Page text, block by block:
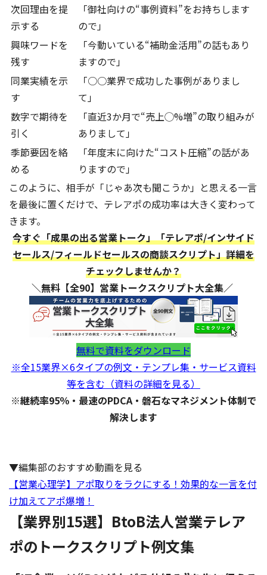
次回理由を提
示する
「御社向けの“事例資料”をお持ちします
ので」
興味ワードを
残す
「今動いている“補助金活用”の話もあり
ますので」
同業実績を示
す
「○○業界で成功した事例がありまし
て」
数字で期待を
引く
「直近3か月で“売上◯%増”の取り組みが
ありまして」
季節要因を絡
める
「年度末に向けた“コスト圧縮”の話があ
りますので」
このように、相手が「じゃあ次も聞こうか」と思える一言
を最後に置くだけで、テレアポの成功率は大きく変わって
きます。
今すぐ「成果の出る営業トーク」「テレアポ/インサイド
セールス/フィールドセールスの商談スクリプト」詳細を
チェックしませんか？
＼無料【全90】営業トークスクリプト大全集／
無料で資料をダウンロード
※全15業界×6タイプの例文・テンプレ集・サービス資料
等を含む（資料の詳細を見る）
※継続率95％・最速のPDCA・磐石なマネジメント体制で
解決します
▼編集部のおすすめ動画を見る
【営業心理学】アポ取りをラクにする！ 効果的な一言を付
け加えてアポ爆増！
【業界別15選】BtoB法人営業テレア
ポのトークスクリプト例文集